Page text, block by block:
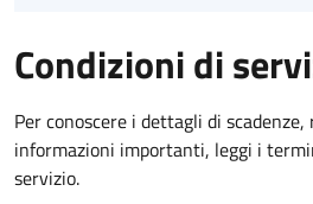
Condizioni di
Per conoscere i dettagli di
informazioni importanti, leggi i
servizio.